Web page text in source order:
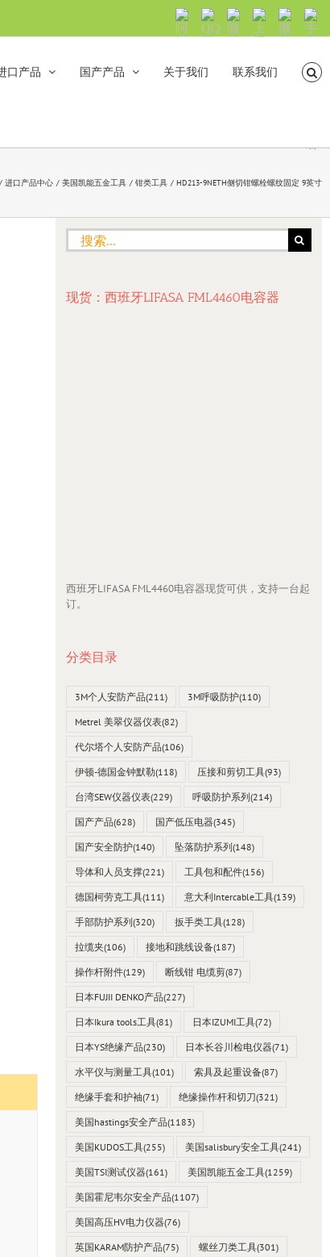
阿
里
沟
QQ
交
微
信
号：
shanhehairong
上
海
海
微
信
手
机
览
直
接
口产品 国产产品 关于我们 联系我们
进口产品中心 美国凯能五金工具 钳类工具 HD213-9NETH侧切钳螺栓螺纹固定 9英寸
搜
索：
现货：西班牙LIFASA FML4460电容器
西班牙LIFASA FML4460电容器现货可供，支持一台起
订。
分类目录
3M个人安防产品(211) 3M呼吸防护(110)
Metrel 美翠仪器仪表(82)
代尔塔个人安防产品(106)
伊顿-德国金钟默勒(118) 压接和剪切工具(93)
台湾SEW仪器仪表(229) 呼吸防护系列(214)
国产产品(628) 国产低压电器(345)
国产安全防护(140) 坠落防护系列(148)
导体和人员支撑(221) 工具包和配件(156)
德国柯劳克工具(111) 意大利Intercable工具(139)
手部防护系列(320) 扳手类工具(128)
拉缆夹(106) 接地和跳线设备(187)
操作杆附件(129) 断线钳 电缆剪(87)
日本FUJII DENKO产品(227)
日本Ikura tools工具(81) 日本IZUMI工具(72)
日本YS绝缘产品(230) 日本长谷川检电仪器(71)
水平仪与测量工具(101) 索具及起重设备(87)
绝缘手套和护袖(71) 绝缘操作杆和切刀(321)
美国hastings安全产品(1183)
美国KUDOS工具(255) 美国salisbury安全工具(241)
美国TSI测试仪器(161) 美国凯能五金工具(1259)
美国霍尼韦尔安全产品(1107)
美国高压HV电力仪器(76)
英国KARAM防护产品(75) 螺丝刀类工具(301)